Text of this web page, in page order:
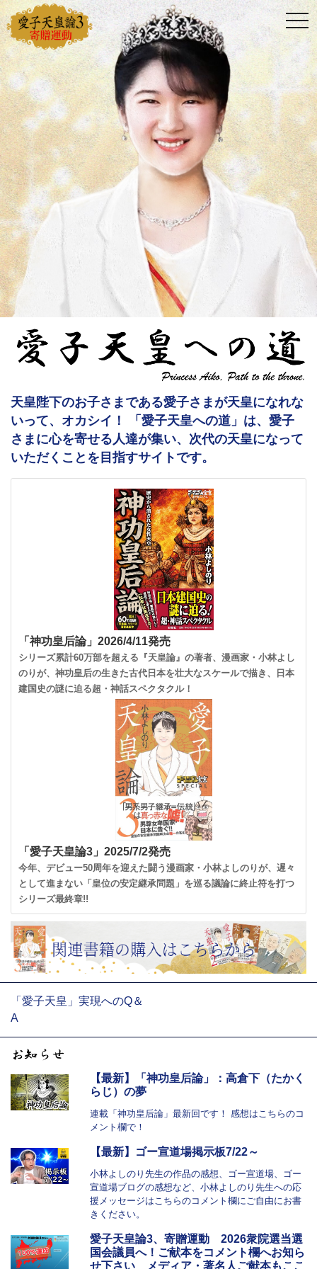
天皇陛下のお子さまである愛子さまが天皇になれな
いって、オカシイ！ 「愛子天皇への道」は、愛子
さまに心を寄せる人達が集い、次代の天皇になって
いただくことを目指すサイトです。
「神功皇后論」2026/4/11発売
シリーズ累計60万部を超える『天皇論』の著者、漫画家・小林よし
のりが、神功皇后の生きた古代日本を壮大なスケールで描き、日本
建国史の謎に迫る超・神話スペクタクル！
「愛子天皇論3」2025/7/2発売
今年、デビュー50周年を迎えた闘う漫画家・小林よしのりが、遅々
として進まない「皇位の安定継承問題」を巡る議論に終止符を打つ
シリーズ最終章!!
「愛子天皇」実現へのQ＆
A
【最新】「神功皇后論」：高倉下（たかく
らじ）の夢
連載「神功皇后論」最新回です！ 感想はこちらのコ
メント欄で！
【最新】ゴー宣道場掲示板7/22～
小林よしのり先生の作品の感想、ゴー宣道場、ゴー
宣道場ブログの感想など、小林よしのり先生への応
援メッセージはこちらのコメント欄にご自由にお書
きください。
愛子天皇論3、寄贈運動 2026衆院選当選
国会議員へ！ご献本をコメント欄へお知ら
せ下さい メディア・著名人ご献本もここ